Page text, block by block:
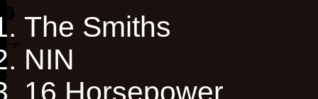
The Smiths
NIN
16 Horsepower